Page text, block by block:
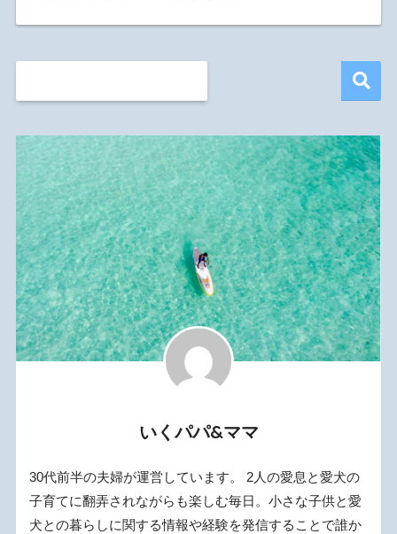
いくパパ&ママ
30代前半の夫婦が運営しています。 2人の愛息と愛犬の
子育てに翻弄されながらも楽しむ毎日。小さな子供と愛
犬との暮らしに関する情報や経験を発信することで誰か